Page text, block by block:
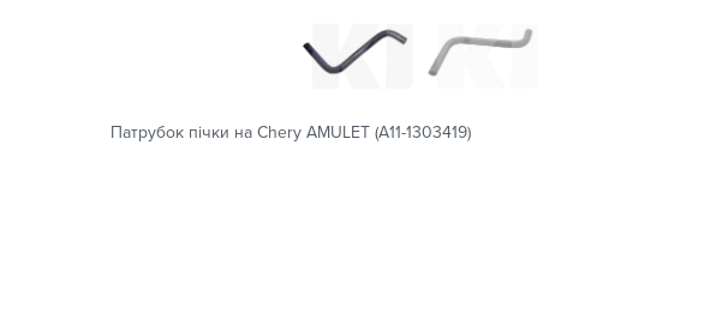
Патрубок пічки на Chery AMULET (A11-1303419)